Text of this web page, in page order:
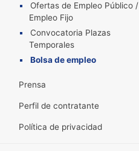
Ofertas de Empleo Público /
Empleo Fijo
Convocatoria Plazas
Temporales
Bolsa de empleo
Prensa
Perfil de contratante
Política de privacidad